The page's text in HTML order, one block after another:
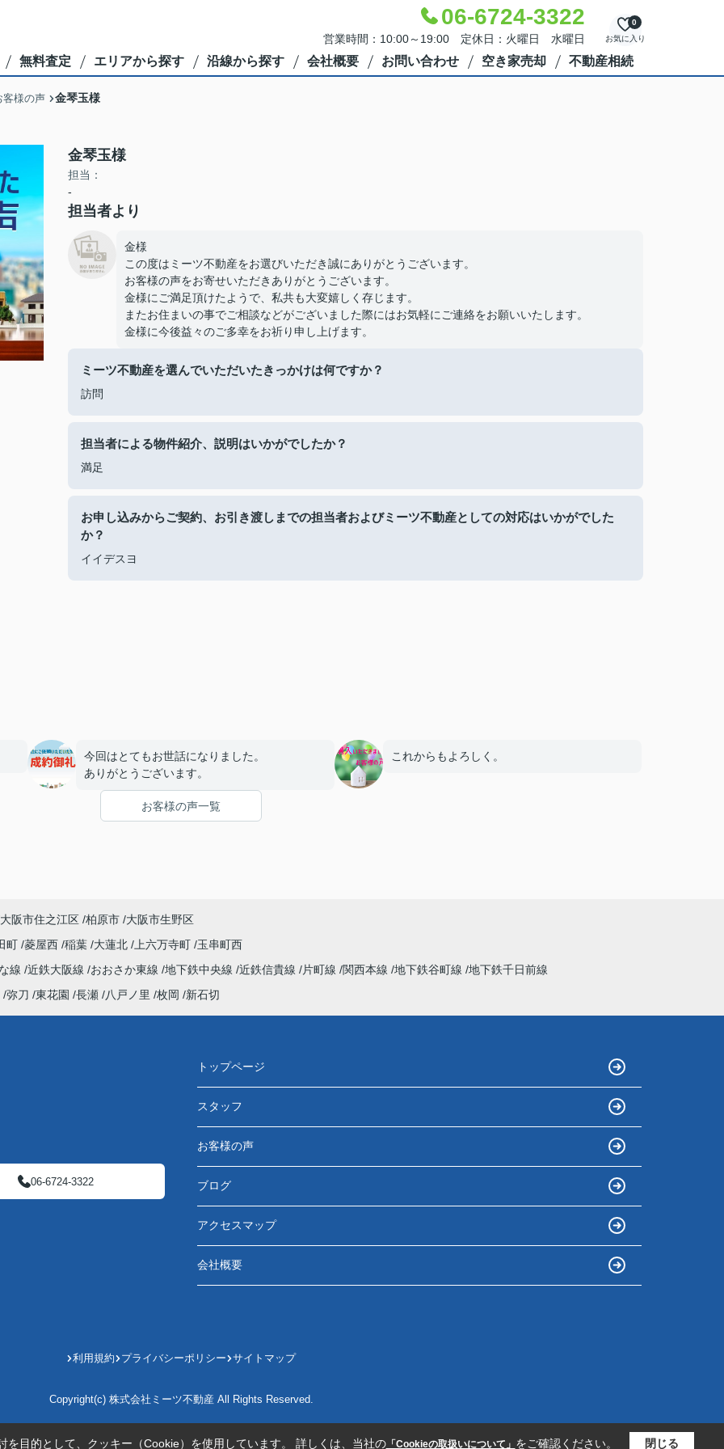
06-6724-3322
営業時間：10:00～19:00 定休日：火曜日 水曜日 お気に入り
0
無料査定 エリアから探す 沿線から探す 会社概要 お問い合わせ 空き家売却 不動産相続
客様の声 金琴玉様
金琴玉様
担当：
-
担当者より
金様
この度はミーツ不動産をお選びいただき誠にありがとうございます。
お客様の声をお寄せいただきありがとうございます。
金様にご満足頂けたようで、私共も大変嬉しく存じます。
またお住まいの事でご相談などがございました際にはお気軽にご連絡をお願いいたします。
金様に今後益々のご多幸をお祈り申し上げます。
ミーツ不動産を選んでいただいたきっかけは何ですか？
訪問
担当者による物件紹介、説明はいかがでしたか？
満足
お申し込みからご契約、お引き渡しまでの担当者およびミーツ不動産としての対応はいかがでした
か？
イイデスヨ
今回はとてもお世話になりました。
ありがとうございます。
これからもよろしく。
お客様の声一覧
大阪市住之江区 柏原市 大阪市生野区
町 菱屋西 稲葉 大蓮北 上六万寺町 玉串町西
線 近鉄大阪線 おおさか東線 地下鉄中央線 近鉄信貴線 片町線 関西本線 地下鉄谷町線 地下鉄千日前線
弥刀 東花園 長瀬 八戸ノ里 枚岡 新石切
06-6724-3322
トップページ
スタッフ
お客様の声
ブログ
アクセスマップ
会社概要
利用規約 プライバシーポリシー サイトマップ
Copyright(c) 株式会社ミーツ不動産 All Rights Reserved.
目的として、クッキー（Cookie）を使用しています。 詳しくは、当社の「Cookieの取扱いについて」 をご確認ください。 閉じる